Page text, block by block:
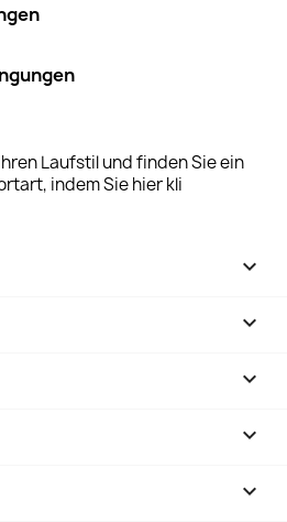
Laufstil und finden Sie ein
indem Sie hier kli




